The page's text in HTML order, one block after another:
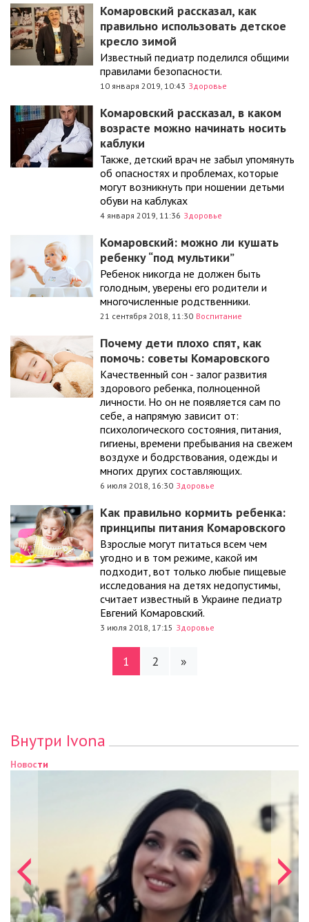
Комаровский рассказал, как
правильно использовать детское
кресло зимой
Известный педиатр поделился общими
правилами безопасности.
10 января 2019, 10:43 Здоровье
Комаровский рассказал, в каком
возрасте можно начинать носить
каблуки
Также, детский врач не забыл упомянуть
об опасностях и проблемах, которые
могут возникнуть при ношении детьми
обуви на каблуках
4 января 2019, 11:36 Здоровье
Комаровский: можно ли кушать
ребенку “под мультики”
Ребенок никогда не должен быть
голодным, уверены его родители и
многочисленные родственники.
21 сентября 2018, 11:30 Воспитание
Почему дети плохо спят, как
помочь: советы Комаровского
Качественный сон - залог развития
здорового ребенка, полноценной
личности. Но он не появляется сам по
себе, а напрямую зависит от:
психологического состояния, питания,
гигиены, времени пребывания на свежем
воздухе и бодрствования, одежды и
многих других составляющих.
6 июля 2018, 16:30 Здоровье
Как правильно кормить ребенка:
принципы питания Комаровского
Взрослые могут питаться всем чем
угодно и в том режиме, какой им
подходит, вот только любые пищевые
исследования на детях недопустимы,
считает известный в Украине педиатр
Евгений Комаровский.
3 июля 2018, 17:15 Здоровье
1 2 »
Внутри Ivona
Новости